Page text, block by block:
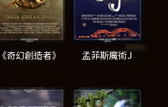
《奇幻創造者》 孟菲斯魔術J